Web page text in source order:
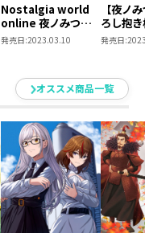
Nostalgia world
online 夜ノみつき
描き下ろし抱き枕カ
発売日:2023.03.10
【夜ノ
ろし抱
き】
なたを
発売日:
オススメ商品一覧